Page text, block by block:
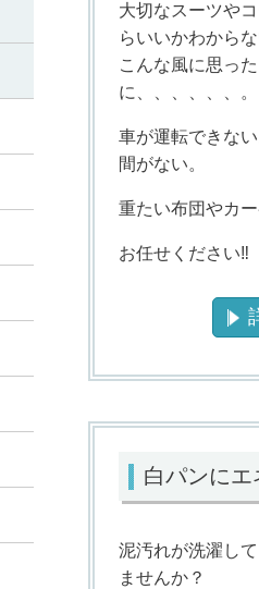
大切なスーツや
らいいかわから
こんな風に思っ
に、、、、、、。
車が運転できな
間がない。
重たい布団やカ
お任せください‼
白パンにエ
泥汚れが洗濯し
ませんか？